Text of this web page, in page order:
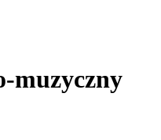
muzyczny